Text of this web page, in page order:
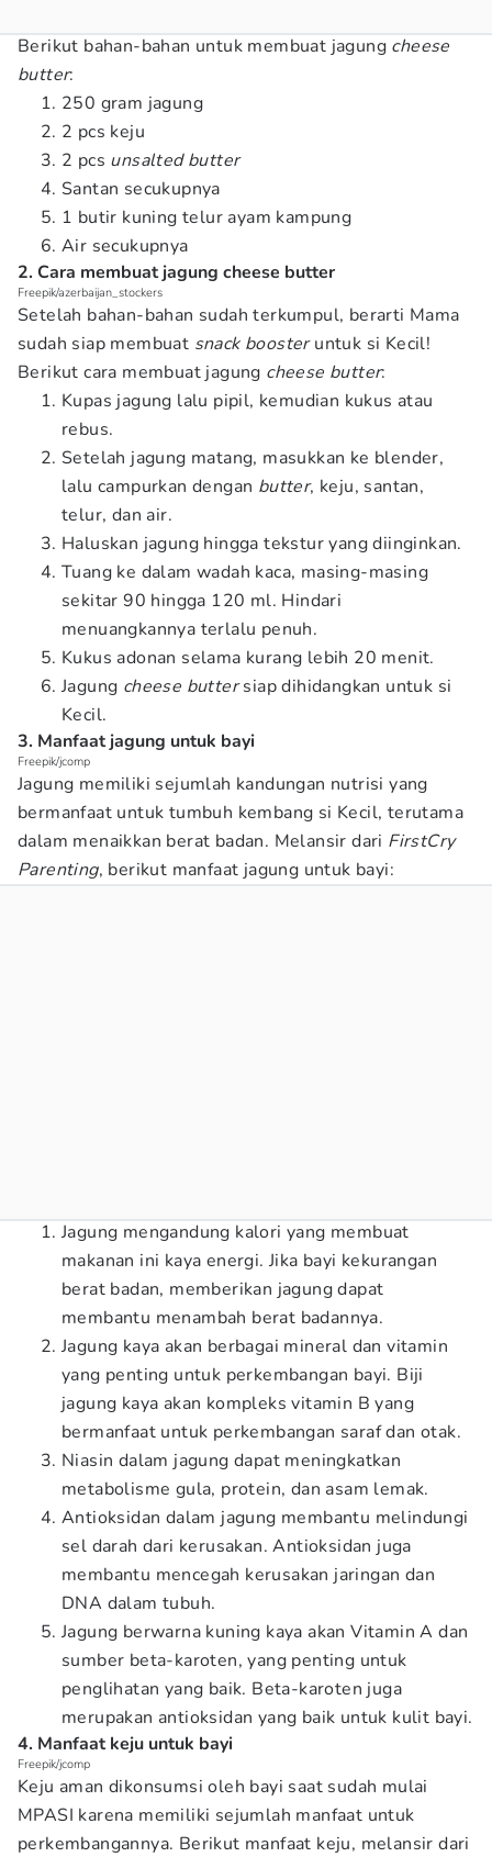
Berikut bahan-bahan untuk membuat jagung cheese
butter:
250 gram jagung
2 pcs keju
2 pcs unsalted butter
Santan secukupnya
1 butir kuning telur ayam kampung
Air secukupnya
2. Cara membuat jagung cheese butter
Freepik/azerbaijan_stockers
Setelah bahan-bahan sudah terkumpul, berarti Mama
sudah siap membuat snack boosteruntuk si Kecil!
Berikut cara membuat jagung cheese butter:
Kupas jagung lalu pipil, kemudian kukus atau
rebus.
Setelah jagung matang, masukkan ke blender,
lalu campurkan dengan butter, keju, santan,
telur, dan air.
Haluskan jagung hingga tekstur yang diinginkan.
Tuang ke dalam wadah kaca, masing-masing
sekitar 90 hingga 120 ml. Hindari
menuangkannya terlalu penuh.
Kukus adonan selama kurang lebih 20 menit.
Jagung cheese buttersiap dihidangkan untuk si
Kecil.
3. Manfaat jagung untuk bayi
Freepik/jcomp
Jagung memiliki sejumlah kandungan nutrisi yang
bermanfaat untuk tumbuh kembang si Kecil, terutama
dalam menaikkan berat badan. Melansir dari FirstCry
Parenting, berikut manfaat jagung untuk bayi:
Jagung mengandung kalori yang membuat
makanan ini kaya energi. Jika bayi kekurangan
berat badan, memberikan jagung dapat
membantu menambah berat badannya.
Jagung kaya akan berbagai mineral dan vitamin
yang penting untuk perkembangan bayi. Biji
jagung kaya akan kompleks vitamin B yang
bermanfaat untuk perkembangan saraf dan otak.
Niasin dalam jagung dapat meningkatkan
metabolisme gula, protein, dan asam lemak.
Antioksidan dalam jagung membantu melindungi
sel darah dari kerusakan. Antioksidan juga
membantu mencegah kerusakan jaringan dan
DNA dalam tubuh.
Jagung berwarna kuning kaya akan Vitamin A dan
sumber beta-karoten, yang penting untuk
penglihatan yang baik. Beta-karoten juga
merupakan antioksidan yang baik untuk kulit bayi.
4. Manfaat keju untuk bayi
Freepik/jcomp
Keju aman dikonsumsi oleh bayi saat sudah mulai
MPASI karena memiliki sejumlah manfaat untuk
perkembangannya. Berikut manfaat keju, melansir dari